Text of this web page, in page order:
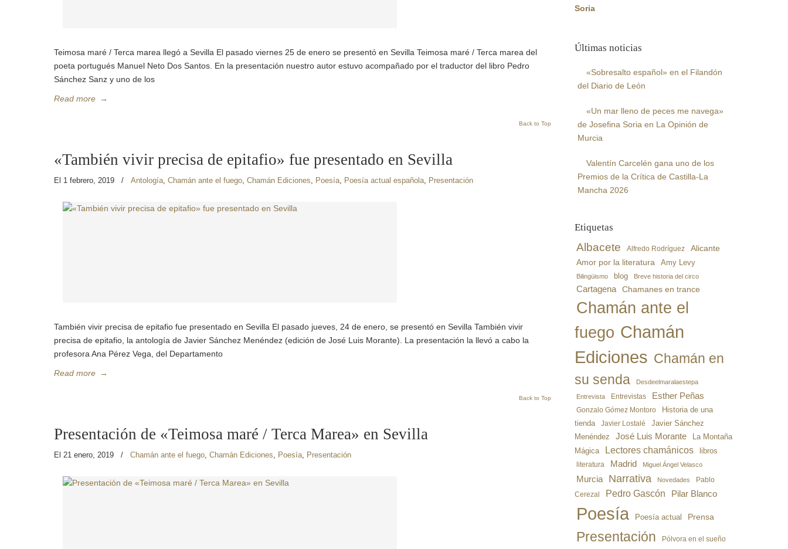
Teimosa maré / Terca marea llegó a Sevilla El pasado viernes 25 de enero se presentó en Sevilla Teimosa maré / Terca marea del
poeta portugués Manuel Neto Dos Santos. En la presentación nuestro autor estuvo acompañado por el traductor del libro Pedro
Sánchez Sanz y uno de los
Read more →
Back to Top
«También vivir precisa de epitafio» fue presentado en Sevilla
El 1 febrero, 2019 / Antología, Chamán ante el fuego, Chamán Ediciones, Poesía, Poesía actual española, Presentación
También vivir precisa de epitafio fue presentado en Sevilla El pasado jueves, 24 de enero, se presentó en Sevilla También vivir
precisa de epitafio, la antología de Javier Sánchez Menéndez (edición de José Luis Morante). La presentación la llevó a cabo la
profesora Ana Pérez Vega, del Departamento
Read more →
Back to Top
Presentación de «Teimosa maré / Terca Marea» en Sevilla
El 21 enero, 2019 / Chamán ante el fuego, Chamán Ediciones, Poesía, Presentación
Últimas noticias
«Sobresalto español» en el Filandón
del Diario de León
«Un mar lleno de peces me navega»
de Josefina Soria en La Opinión de
Murcia
Valentín Carcelén gana uno de los
Premios de la Crítica de Castilla-La
Mancha 2026
Etiquetas
Albacete Alfredo Rodríguez
Alicante
Amor por la literatura
Amy Levy
Bilingüismo blog Breve historia del circo
Cartagena Chamanes en trance
Chamán ante el
fuego Chamán
Ediciones Chamán en
su senda
Desdeelmaralaestepa
Entrevista Entrevistas Esther Peñas
Gonzalo Gómez Montoro
Historia de una
tienda
Javier Lostalé
Javier Sánchez
Menéndez
José Luis Morante
La Montaña
Mágica
Lectores chamánicos libros
literatura Madrid Miguel Ángel Velasco
Murcia Narrativa Novedades
Pablo
Cerezal
Pedro Gascón Pilar Blanco
Poesía Poesía actual Prensa
Presentación Pólvora en el sueño